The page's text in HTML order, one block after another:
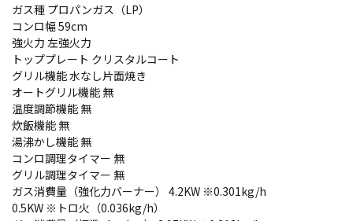
ガス種 プロパンガス（LP）
コンロ幅 59cm
強火力 左強火力
トッププレート クリスタルコート
グリル機能 水なし片面焼き
オートグリル機能 無
温度調節機能 無
炊飯機能 無
湯沸かし機能 無
コンロ調理タイマー 無
グリル調理タイマー 無
ガス消費量（強化力バーナー） 4.2KW ※0.301kg/h
0.5KW ※トロ火（0.036kg/h）